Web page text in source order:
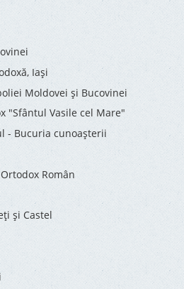
Iaşi
Moldovei și Bucovinei
"Sfântul Vasile cel Mare"
- Bucuria cunoaşterii
Român
şi Castel